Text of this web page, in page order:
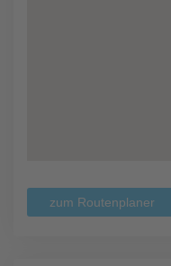
zum Routenplaner